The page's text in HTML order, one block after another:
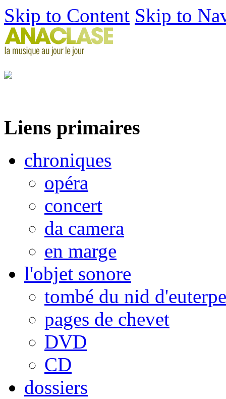
Skip to Content Skip to
Liens primaires
chroniques
opéra
concert
da camera
en marge
l'objet sonore
tombé du nid d'euterpe
pages de chevet
DVD
CD
dossiers